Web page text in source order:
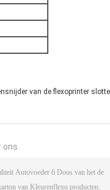
van de flexoprinter
ons